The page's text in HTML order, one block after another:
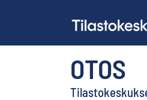
OTOS